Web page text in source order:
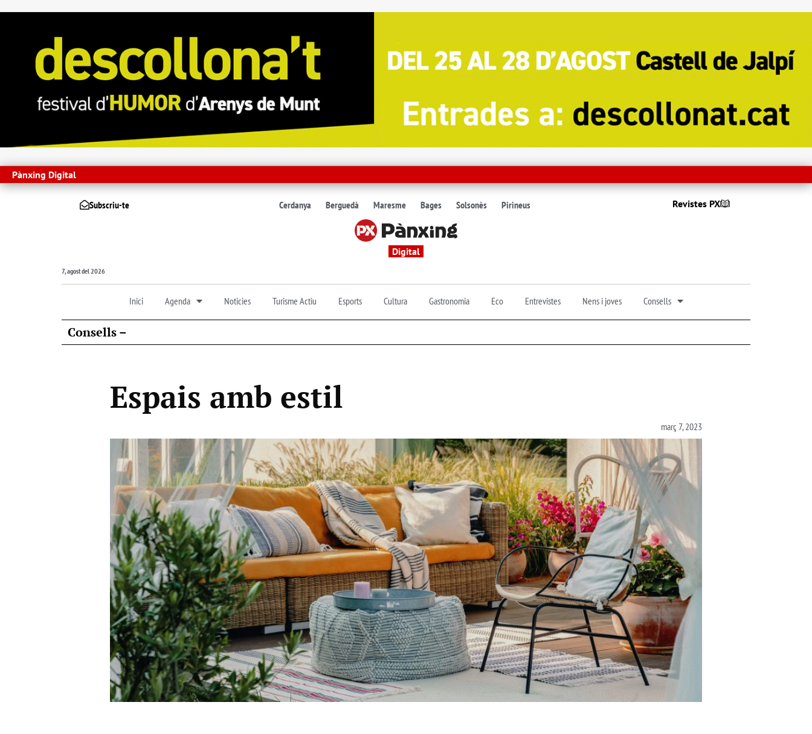
Pànxing Digital
Subscriu-te Cerdanya Berguedà Maresme Bages Solsonès Pirineus Revistes PX
Digital
7, agost del 2026
Inici Agenda Noticies Turisme Actiu Esports Cultura Gastronomia Eco Entrevistes Nens i joves Consells
Consells –
Espais amb estil
març 7, 2023